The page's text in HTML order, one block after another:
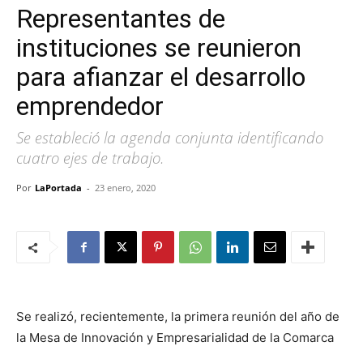
Representantes de
instituciones se reunieron
para afianzar el desarrollo
emprendedor
Se estableció la agenda conjunta identificando
cuatro ejes de trabajo.
Por LaPortada - 23 enero, 2020
Se realizó, recientemente, la primera reunión del año de
la Mesa de Innovación y Empresarialidad de la Comarca